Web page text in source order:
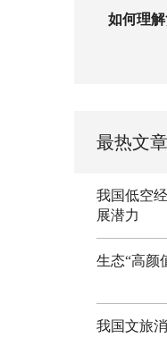
如何理
最热文章
我国低空
展潜力
生态“高颜
我国文旅